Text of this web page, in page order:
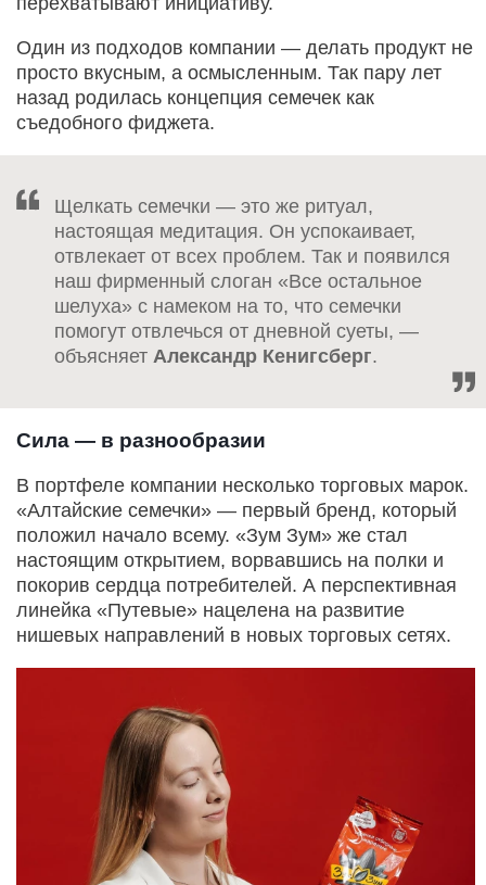
Один из подходов компании — делать продукт не
просто вкусным, а осмысленным. Так пару лет
назад родилась концепция семечек как
съедобного фиджета.
Щелкать семечки — это же ритуал,
настоящая медитация. Он успокаивает,
отвлекает от всех проблем. Так и появился
наш фирменный слоган «Все остальное
шелуха» с намеком на то, что семечки
помогут отвлечься от дневной суеты, —
объясняет Александр Кенигсберг.
Сила — в разнообразии
В портфеле компании несколько торговых марок.
«Алтайские семечки» — первый бренд, который
положил начало всему. «Зум Зум» же стал
настоящим открытием, ворвавшись на полки и
покорив сердца потребителей. А перспективная
линейка «Путевые» нацелена на развитие
нишевых направлений в новых торговых сетях.